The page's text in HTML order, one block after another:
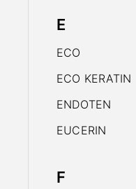
E
ECO
ECO KERATIN
ENDOTEN
EUCERIN
F